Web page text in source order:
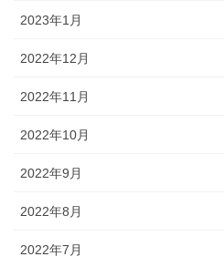
2023年1月
2022年12月
2022年11月
2022年10月
2022年9月
2022年8月
2022年7月